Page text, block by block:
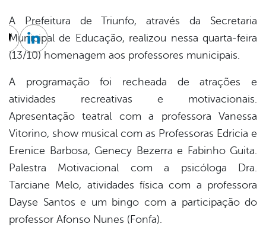
A Prefeitura de Triunfo, através da Secretaria
Municipal de Educação, realizou nessa quarta-feira
(13/10) homenagem aos professores municipais.
A programação foi recheada de atrações e
atividades recreativas e motivacionais.
Apresentação teatral com a professora Vanessa
Vitorino, show musical com as Professoras Edricia e
Erenice Barbosa, Genecy Bezerra e Fabinho Guita.
Palestra Motivacional com a psicóloga Dra.
Tarciane Melo, atividades física com a professora
Dayse Santos e um bingo com a participação do
professor Afonso Nunes (Fonfa).
Twitter
Linkedin